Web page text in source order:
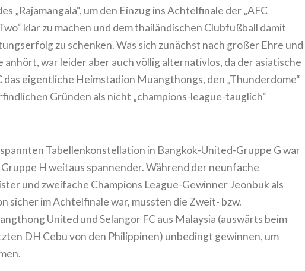
„Rajamangala“, um den Einzug ins Achtelfinale der „AFC
klar zu machen und dem thailändischen Clubfußball damit
zu schenken. Was sich zunächst nach großer Ehre und
anhört, war leider aber auch völlig alternativlos, da der asiatische
das eigentliche Heimstadion Muangthongs, den „Thunderdome“
Gründen als nicht „champions-league-tauglich“
Tabellenkonstellation in Bangkok-United-Gruppe G war
H weitaus spannender. Während der neunfache
und zweifache Champions League-Gewinner Jeonbuk als
sicher im Achtelfinale war, mussten die Zweit- bzw.
United und Selangor FC aus Malaysia (auswärts beim
DH Cebu von den Philippinen) unbedingt gewinnen, um